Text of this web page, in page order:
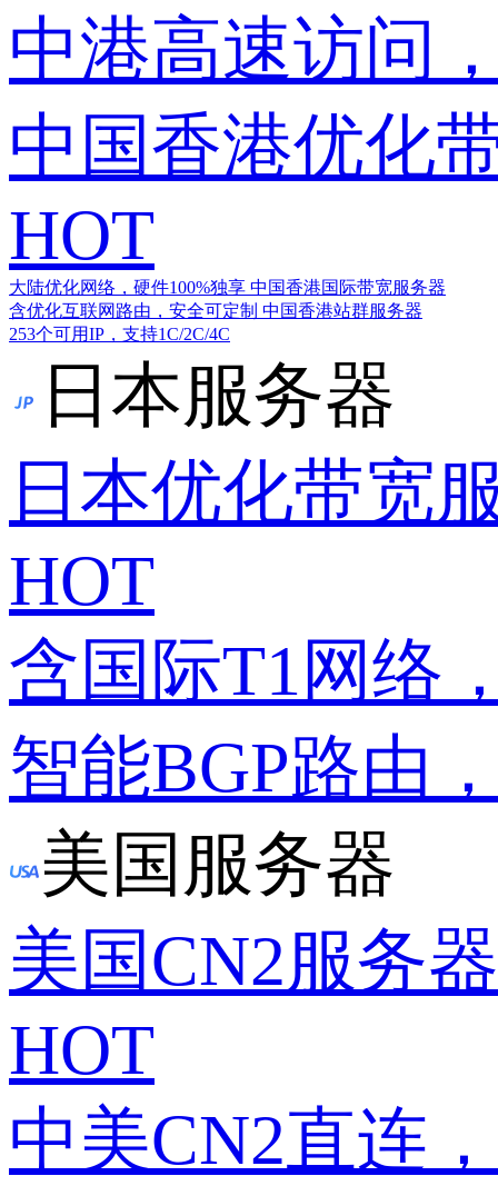
中港高速访问
中国香港优化
HOT
大陆优化网络，硬件100%独享 中国香港国际带宽服务器
含优化互联网路由，安全可定制 中国香港站群服务器
253个可用IP，支持1C/2C/4C
日本服务器
日本优化带宽
HOT
含国际T1网络
智能BGP路由
美国服务器
美国CN2服务器
HOT
中美CN2直连